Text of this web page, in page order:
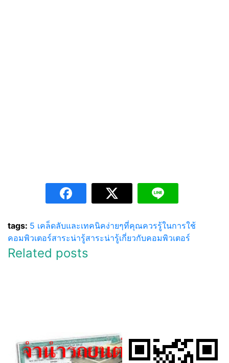
tags: 5 เคล็ดลับและเทคนิคง่ายๆที่คุณควรรู้ในการใช้
คอมพิวเตอร์สาระน่ารู้สาระน่ารู้เกี่ยวกับคอมพิวเตอร์
Related posts